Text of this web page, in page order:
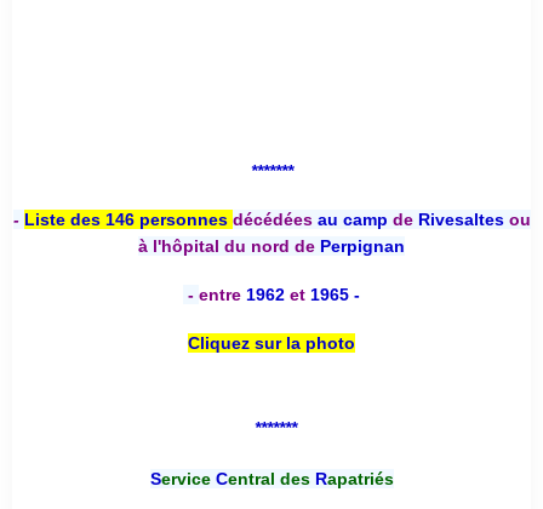
*******
- Liste des 146 personnes décédées au camp deRivesaltesou
à l'hôpital du nord de Perpignan
- entre 1962 et 1965 -
Cliquez sur la photo
*******
Service Central desRapatriés